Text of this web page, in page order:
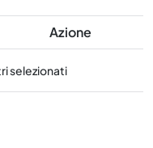
simili